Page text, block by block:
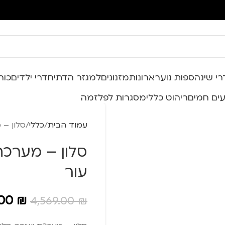
שינהספות נוערארונותמזנוניםלמגזר הדתיחדרי ילדים
חמיםריהוט כללימסגרות לפלזמה
עמוד הבית כללי סלון –
עור
4,569.00₪
₪